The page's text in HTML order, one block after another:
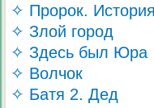
✧ Пророк.
✧ Злой город
✧ Здесь был Юра
✧ Волчок
✧ Батя 2. Дед